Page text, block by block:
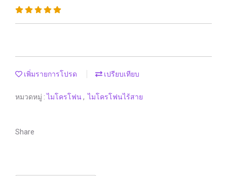
เพิ่มรายการโปรด เปรียบเทียบ
หมวดหมู่ :ไมโครโฟน, ไมโครโฟนไร้สาย
Share